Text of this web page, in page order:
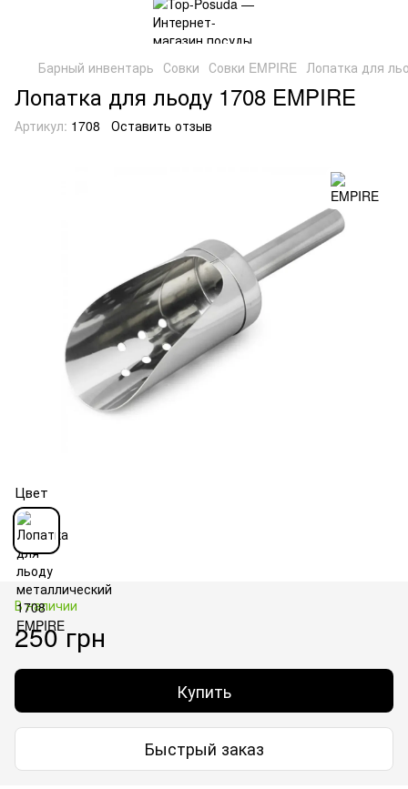
Барный инвентарь Совки Совки EMPIRE Лопатка для
Лопатка для льоду 1708 EMPIRE
Артикул: 1708 Оставить отзыв
Цвет
В наличии
250 грн
Купить
Быстрый заказ